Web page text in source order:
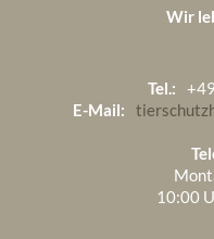
Wir
Tel.:
E-Mail:
10:00